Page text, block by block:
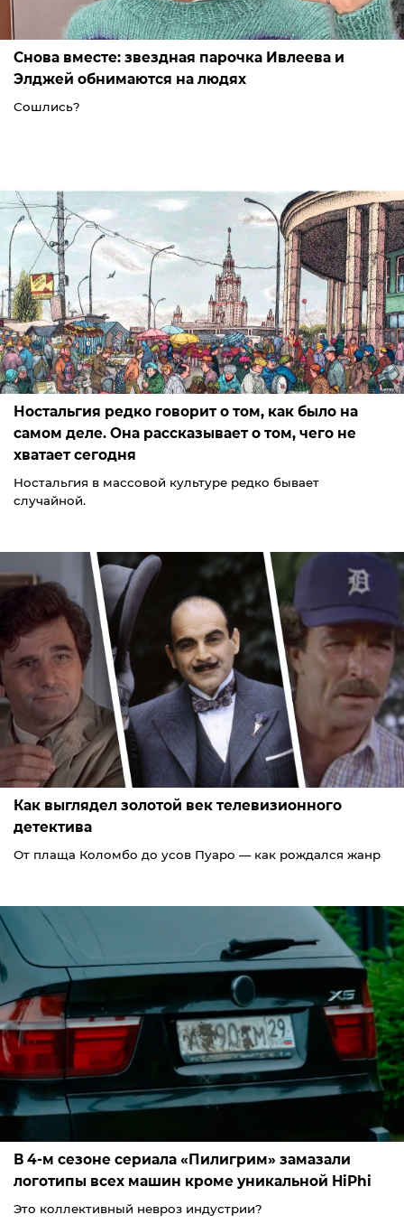
Снова вместе: звездная парочка Ивлеева и
Элджей обнимаются на людях
Сошлись?
Ностальгия редко говорит о том, как было на
самом деле. Она рассказывает о том, чего не
хватает сегодня
Ностальгия в массовой культуре редко бывает
случайной.
Как выглядел золотой век телевизионного
детектива
От плаща Коломбо до усов Пуаро — как рождался жанр
В 4-м сезоне сериала «Пилигрим» замазали
логотипы всех машин кроме уникальной HiPhi
Это коллективный невроз индустрии?